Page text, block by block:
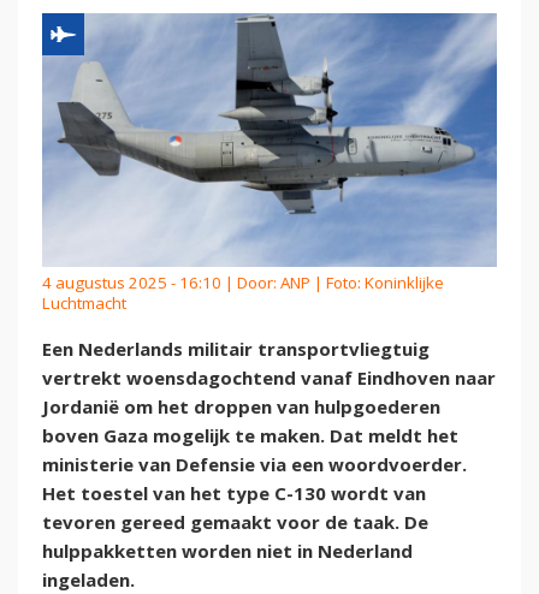
4 augustus 2025 - 16:10 | Door: ANP | Foto: Koninklijke
Luchtmacht
Een Nederlands militair transportvliegtuig
vertrekt woensdagochtend vanaf Eindhoven naar
Jordanië om het droppen van hulpgoederen
boven Gaza mogelijk te maken. Dat meldt het
ministerie van Defensie via een woordvoerder.
Het toestel van het type C-130 wordt van
tevoren gereed gemaakt voor de taak. De
hulppakketten worden niet in Nederland
ingeladen.